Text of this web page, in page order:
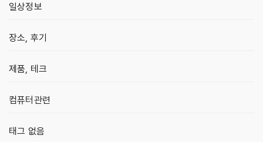
일상정보
장소, 후기
제품, 테크
컴퓨터관련
태그 없음